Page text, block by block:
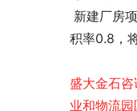
积率0.8，
盛大金石咨
业和物流园